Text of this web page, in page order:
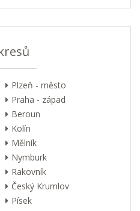
Plzeň - město
Praha - západ
Beroun
Kolín
Mělník
Nymburk
Rakovník
Český Krumlov
Písek